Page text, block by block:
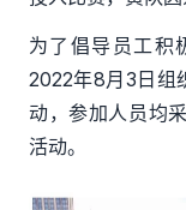
为了倡导员工积
2022年8月3日组
动，参加人员均
活动。